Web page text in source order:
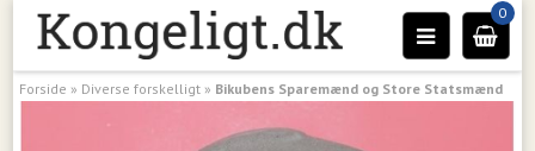
0
Forside » Diverse forskelligt » Bikubens Sparemænd og Store Statsmænd